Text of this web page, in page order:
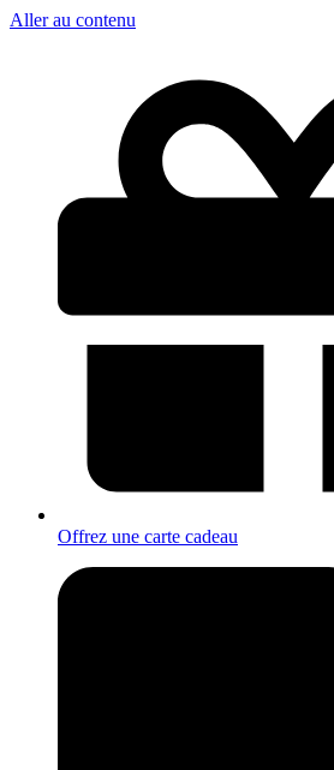
Aller au contenu
Offrez une carte cadeau